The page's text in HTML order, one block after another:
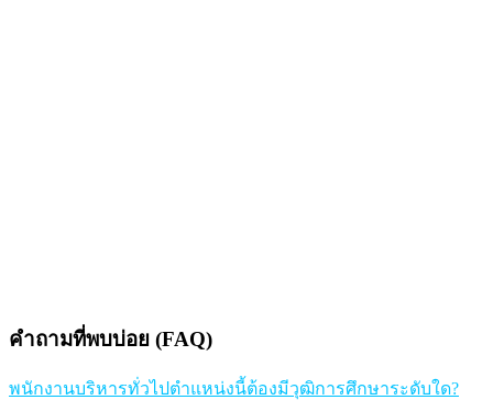
คำถามที่พบบ่อย (FAQ)
พนักงานบริหารทั่วไปตำแหน่งนี้ต้องมีวุฒิการศึกษาระดับใด?